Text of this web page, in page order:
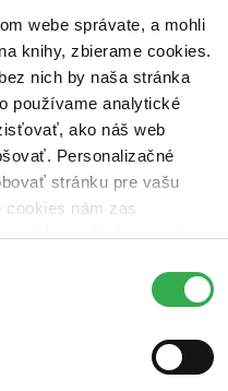
webe správate, a mohli
knihy, zbierame cookies.
nich by naša stránka
používame analytické
ako náš web
Personalizačné
stránku pre vašu
cookies nám zas
reklamy. Niektoré údaje
tieto cookies. Ďakujeme!